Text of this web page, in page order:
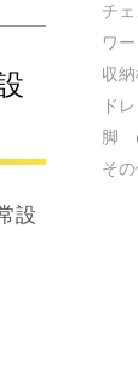
設
チ
ワ
収
ド
脚
そ